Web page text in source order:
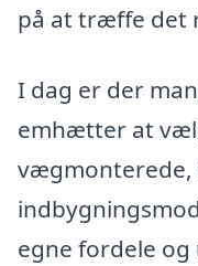
på at træffe det
I dag er der
emhætter at
vægmonterede,
egne fordele